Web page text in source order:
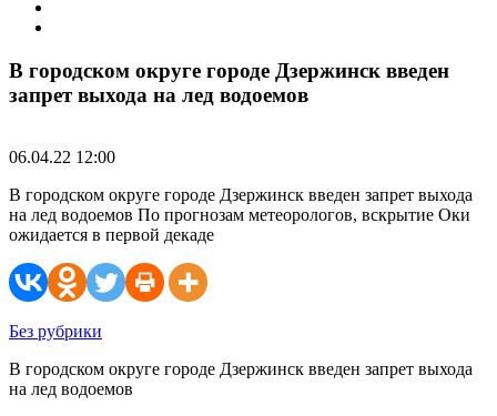
В городском округе городе Дзержинск введен
запрет выхода на лед водоемов
06.04.22 12:00
В городском округе городе Дзержинск введен запрет выхода
на лед водоемов По прогнозам метеорологов, вскрытие Оки
ожидается в первой декаде
Без рубрики
В городском округе городе Дзержинск введен запрет выхода
на лед водоемов